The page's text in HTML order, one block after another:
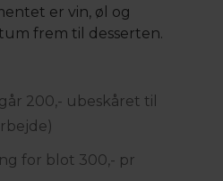
er vin, øl og
frem til desserten.
200,- ubeskåret til
for blot 300,- pr